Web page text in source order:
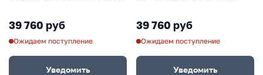
39 760 руб
Ожидаем поступление
Уведомить
39 760 руб
Ожидаем поступление
Уведомить